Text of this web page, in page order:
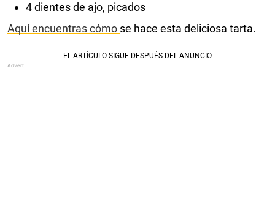
4 dientes de ajo, picados
Aquí encuentras cómo se hace esta deliciosa tarta.